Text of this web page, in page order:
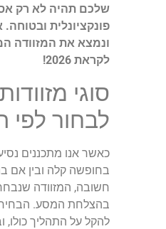
שלכם תהיה לא רק
פונקציונלית
ונמצא את המזוודה
לקראת 2026!
סוגי
לבחור לפי
כאשר אנו מתכננים
בחופשה קלה ובין אם
חשובה, המזוודה
בהצלחת המסע.
להקל על התהליך כולו,